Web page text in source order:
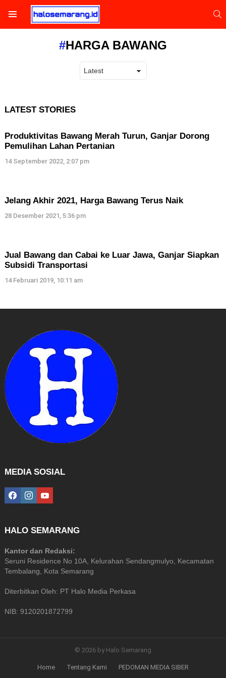
HARGA BAWANG
LATEST STORIES
Produktivitas Bawang Merah Turun, Ganjar Dorong
Pemulihan Lahan Pertanian
14 September 2022, 2:07 pm
Jelang Akhir 2021, Harga Bawang Terus Naik
28 Desember 2021, 5:36 pm
Jual Bawang dan Cabai ke Luar Jawa, Ganjar Siapkan
Subsidi Transportasi
14 Februari 2019, 10:11 am
MEDIA SOSIAL
facebookinstagramyoutube
HALO SEMARANG
Kantor dan Redaksi:
Seruni Residence No 10A, Kelurahan Sendangmulyo, Kecamatan
Tembalang, Kota Semarang
Diterbitkan Oleh: PT Halo Media Perkasa
NIB: 9120201872799
© 2026 by Halo Semarang
Home Tentang Kami PEDOMAN MEDIA SIBER